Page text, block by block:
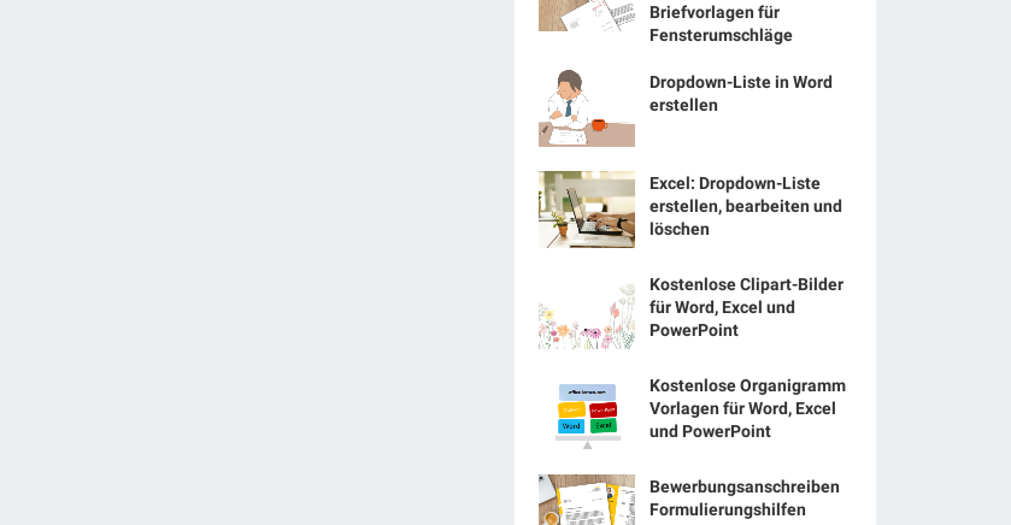
Briefvorlagen für
Fensterumschläge
Dropdown-Liste in Word
erstellen
Excel: Dropdown-Liste
erstellen, bearbeiten und
löschen
Kostenlose Clipart-Bilder
für Word, Excel und
PowerPoint
Kostenlose Organigramm
Vorlagen für Word, Excel
und PowerPoint
Bewerbungsanschreiben
Formulierungshilfen